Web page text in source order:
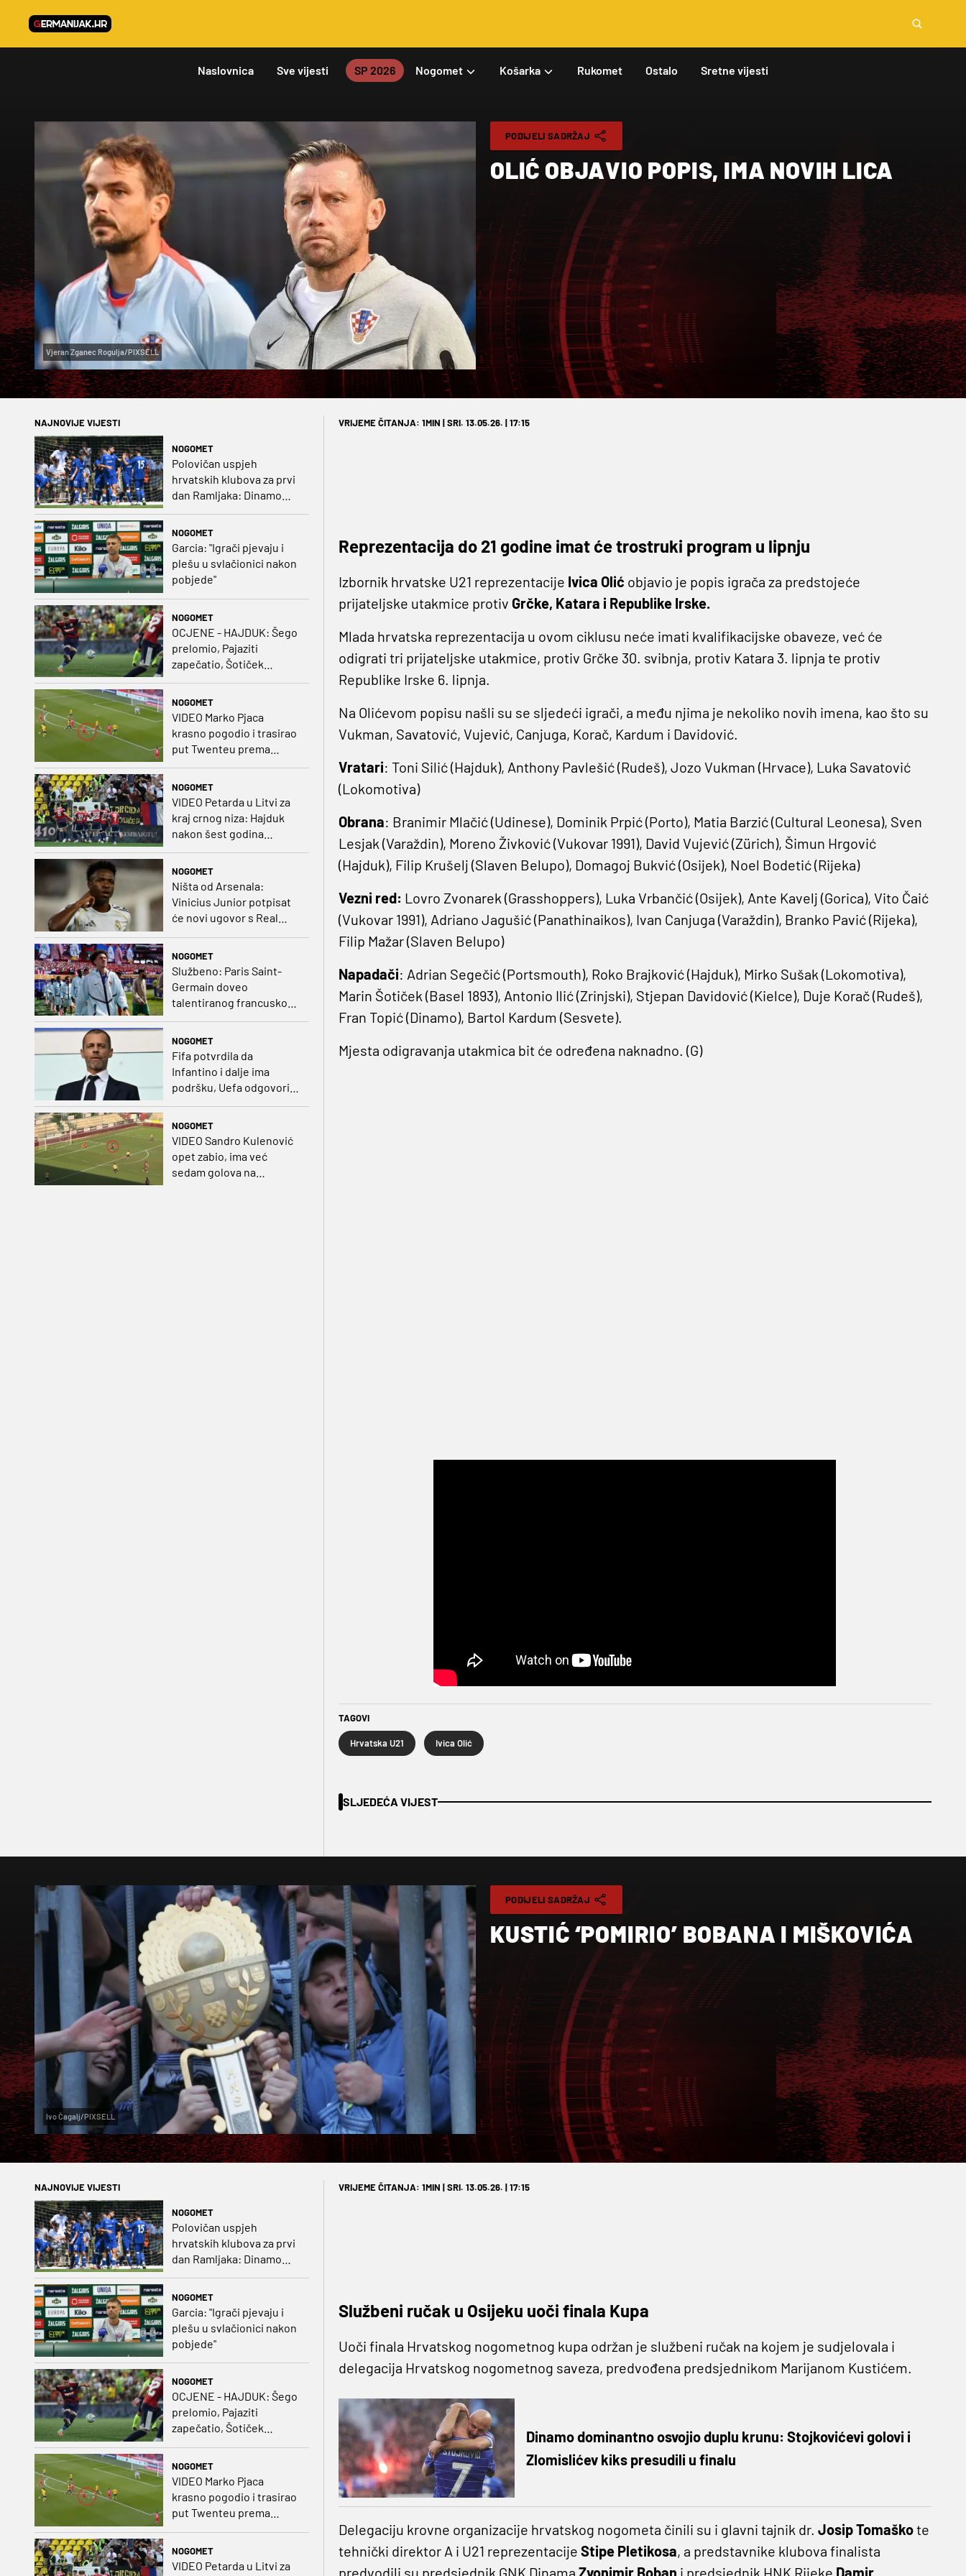
Naslovnica Sve vijesti SP 2026 Nogomet Košarka Rukomet Ostalo Sretne vijesti
Vjeran Zganec Rogulja/PIXSELL
PODIJELI SADRŽAJ
OLIĆ OBJAVIO POPIS, IMA NOVIH LICA
NAJNOVIJE VIJESTI
NOGOMET
Polovičan uspjeh
hrvatskih klubova za prvi
dan Ramljaka: Dinamo
NOGOMET
Garcia: "Igrači pjevaju i
plešu u svlačionici nakon
pobjede"
NOGOMET
OCJENE - HAJDUK: Šego
prelomio, Pajaziti
zapečatio, Šotiček
oduševio u predstavi
NOGOMET
VIDEO Marko Pjaca
krasno pogodio i trasirao
put Twenteu prema
važnoj pobjedi
NOGOMET
VIDEO Petarda u Litvi za
kraj crnog niza: Hajduk
nakon šest godina
NOGOMET
Ništa od Arsenala:
Vinicius Junior potpisat
će novi ugovor s Real
NOGOMET
Službeno: Paris Saint-
Germain doveo
talentiranog francuskog
ofenzivca iz Monaca
NOGOMET
Fifa potvrdila da
Infantino i dalje ima
podršku, Uefa odgovorila
NOGOMET
VIDEO Sandro Kulenović
opet zabio, ima već
sedam golova na
VRIJEME ČITANJA: 1MIN | SRI. 13.05.26. | 17:15
Reprezentacija do 21 godine imat će trostruki program u lipnju
Izbornik hrvatske U21 reprezentacije Ivica Olić objavio je popis igrača za predstojeće
prijateljske utakmice protiv Grčke, Katara i Republike Irske.
Mlada hrvatska reprezentacija u ovom ciklusu neće imati kvalifikacijske obaveze, već će
odigrati tri prijateljske utakmice, protiv Grčke 30. svibnja, protiv Katara 3. lipnja te protiv
Republike Irske 6. lipnja.
Na Olićevom popisu našli su se sljedeći igrači, a među njima je nekoliko novih imena, kao što su
Vukman, Savatović, Vujević, Canjuga, Korač, Kardum i Davidović.
Vratari: Toni Silić (Hajduk), Anthony Pavlešić (Rudeš), Jozo Vukman (Hrvace), Luka Savatović
(Lokomotiva)
Obrana: Branimir Mlačić (Udinese), Dominik Prpić (Porto), Matia Barzić (Cultural Leonesa), Sven
Lesjak (Varaždin), Moreno Živković (Vukovar 1991), David Vujević (Zürich), Šimun Hrgović
(Hajduk), Filip Krušelj (Slaven Belupo), Domagoj Bukvić (Osijek), Noel Bodetić (Rijeka)
Vezni red: Lovro Zvonarek (Grasshoppers), Luka Vrbančić (Osijek), Ante Kavelj (Gorica), Vito Čaić
(Vukovar 1991), Adriano Jagušić (Panathinaikos), Ivan Canjuga (Varaždin), Branko Pavić (Rijeka),
Filip Mažar (Slaven Belupo)
Napadači: Adrian Segečić (Portsmouth), Roko Brajković (Hajduk), Mirko Sušak (Lokomotiva),
Marin Šotiček (Basel 1893), Antonio Ilić (Zrinjski), Stjepan Davidović (Kielce), Duje Korač (Rudeš),
Fran Topić (Dinamo), Bartol Kardum (Sesvete).
Mjesta odigravanja utakmica bit će određena naknadno. (G)
TAGOVI
Hrvatska U21 Ivica Olić
SLJEDEĆA VIJEST
Ivo Čagalj/PIXSELL
PODIJELI SADRŽAJ
KUSTIĆ ‘POMIRIO’ BOBANA I MIŠKOVIĆA
NAJNOVIJE VIJESTI
NOGOMET
Polovičan uspjeh
hrvatskih klubova za prvi
dan Ramljaka: Dinamo
poražen od Juventusa,
NOGOMET
Garcia: "Igrači pjevaju i
plešu u svlačionici nakon
pobjede"
NOGOMET
OCJENE - HAJDUK: Šego
prelomio, Pajaziti
zapečatio, Šotiček
NOGOMET
VIDEO Marko Pjaca
krasno pogodio i trasirao
put Twenteu prema
NOGOMET
VIDEO Petarda u Litvi za
VRIJEME ČITANJA: 1MIN | SRI. 13.05.26. | 17:15
Službeni ručak u Osijeku uoči finala Kupa
Uoči finala Hrvatskog nogometnog kupa održan je službeni ručak na kojem je sudjelovala i
delegacija Hrvatskog nogometnog saveza, predvođena predsjednikom Marijanom Kustićem.
Dinamo dominantno osvojio duplu krunu: Stojkovićevi golovi i
Zlomislićev kiks presudili u finalu
Delegaciju krovne organizacije hrvatskog nogometa činili su i glavni tajnik dr. Josip Tomaškote
tehnički direktor A i U21 reprezentacije Stipe Pletikosa, a predstavnike klubova finalista
predvodili su predsjednik GNK Dinama Zvonimir Boban i predsjednik HNK Rijeke Damir